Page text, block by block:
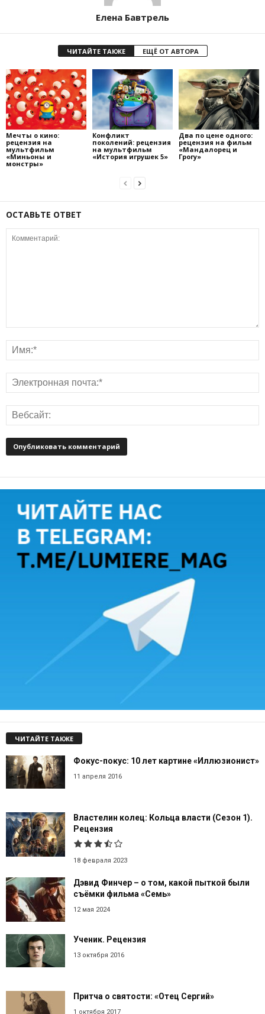
Елена Бавтрель
ЧИТАЙТЕ ТАКЖЕ ЕЩЁ ОТ АВТОРА
Мечты о кино:
рецензия на
мультфильм
«Миньоны и
монстры»
Конфликт
поколений: рецензия
на мультфильм
«История игрушек 5»
Два по цене одного:
рецензия на фильм
«Мандалорец и
Грогу»
ОСТАВЬТЕ ОТВЕТ
ЧИТАЙТЕ ТАКЖЕ
Фокус-покус: 10 лет картине «Иллюзионист»
11 апреля 2016
Властелин колец: Кольца власти (Сезон 1).
Рецензия
18 февраля 2023
Дэвид Финчер – о том, какой пыткой были
съёмки фильма «Семь»
12 мая 2024
Ученик. Рецензия
13 октября 2016
Притча о святости: «Отец Сергий»
1 октября 2017